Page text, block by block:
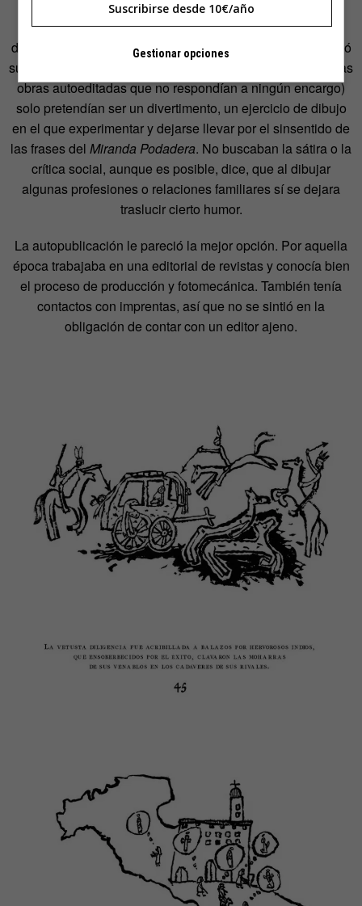
Las ilustraciones de Berrio para este libro que él incluye
dentro de su colección de obras Peculiares (cuando renovó
su web, necesitó ordenar sus trabajos y así llamó a aquellas
obras autoeditadas que no respondían a ningún encargo)
solo pretendían ser un divertimento, un ejercicio de dibujo
en el que experimentar y dejarse llevar por el sinsentido de
las frases del Miranda Podadera. No buscaban la sátira o la
crítica social, aunque es posible, dice, que al dibujar
algunas profesiones o relaciones familiares sí se dejara
traslucir cierto humor.
La autopublicación le pareció la mejor opción. Por aquella
época trabajaba en una editorial de revistas y conocía bien
el proceso de producción y fotomecánica. También tenía
contactos con imprentas, así que no se sintió en la
obligación de contar con un editor ajeno.
Suscribirse desde 10€/año
Gestionar opciones